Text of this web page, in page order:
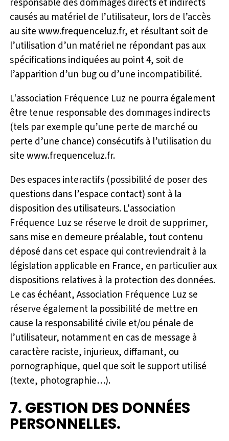
responsable des dommages directs et indirects
causés au matériel de l’utilisateur, lors de l’accès
au site www.frequenceluz.fr, et résultant soit de
l’utilisation d’un matériel ne répondant pas aux
spécifications indiquées au point 4, soit de
l’apparition d’un bug ou d’une incompatibilité.
L'association Fréquence Luz ne pourra également
être tenue responsable des dommages indirects
(tels par exemple qu’une perte de marché ou
perte d’une chance) consécutifs à l’utilisation du
site www.frequenceluz.fr.
Des espaces interactifs (possibilité de poser des
questions dans l’espace contact) sont à la
disposition des utilisateurs. L'association
Fréquence Luz se réserve le droit de supprimer,
sans mise en demeure préalable, tout contenu
déposé dans cet espace qui contreviendrait à la
législation applicable en France, en particulier aux
dispositions relatives à la protection des données.
Le cas échéant, Association Fréquence Luz se
réserve également la possibilité de mettre en
cause la responsabilité civile et/ou pénale de
l’utilisateur, notamment en cas de message à
caractère raciste, injurieux, diffamant, ou
pornographique, quel que soit le support utilisé
(texte, photographie…).
7. GESTION DES DONNÉES
PERSONNELLES.